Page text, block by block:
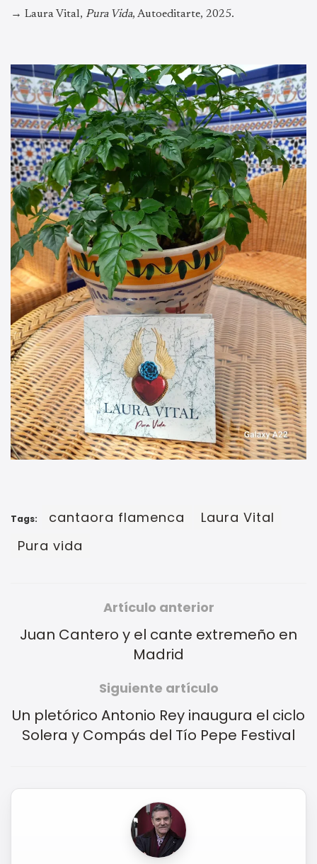
→ Laura Vital, Pura Vida, Autoeditarte, 2025.
Tags: cantaora flamenca
Laura Vital
Pura vida
Artículo anterior
Juan Cantero y el cante extremeño en
Madrid
Siguiente artículo
Un pletórico Antonio Rey inaugura el ciclo
Solera y Compás del Tío Pepe Festival